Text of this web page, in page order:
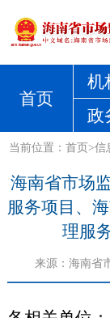
首页
机
政
当前位置：首页>信
海南省市场
服务项目、
理服
来源： 海南省